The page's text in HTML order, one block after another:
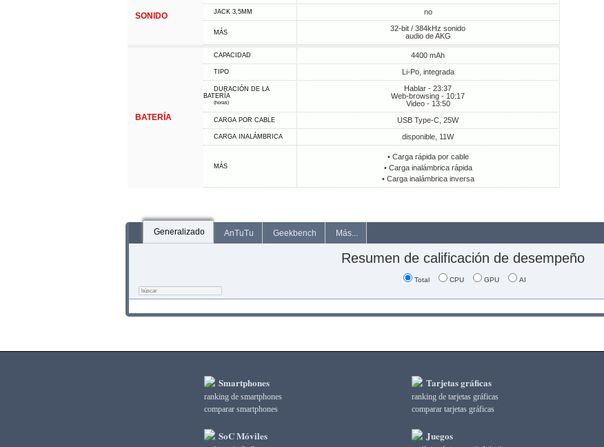
SONIDO JACK 3,5MM no
MÁS
32-bit / 384kHz sonido
audio de AKG
BATERÍA
CAPACIDAD 4400 mAh
TIPO Li-Po, integrada
DURACIÓN DE LA
BATERÍA
(horas)
Hablar - 23:37
Web-browsing - 10:17
Video - 13:50
CARGA POR CABLE USB Type-C, 25W
CARGA INALÁMBRICA disponible, 11W
MÁS
• Carga rápida por cable
• Carga inalámbrica rápida
• Carga inalámbrica inversa
Generalizado AnTuTu Geekbench Más...
Resumen de calificación de desempeño
Total CPU GPU AI
Smartphones
ranking de smartphones
comparar smartphones
SoC Móviles
Tarjetas gráficas
ranking de tarjetas gráficas
comparar tarjetas gráficas
Juegos